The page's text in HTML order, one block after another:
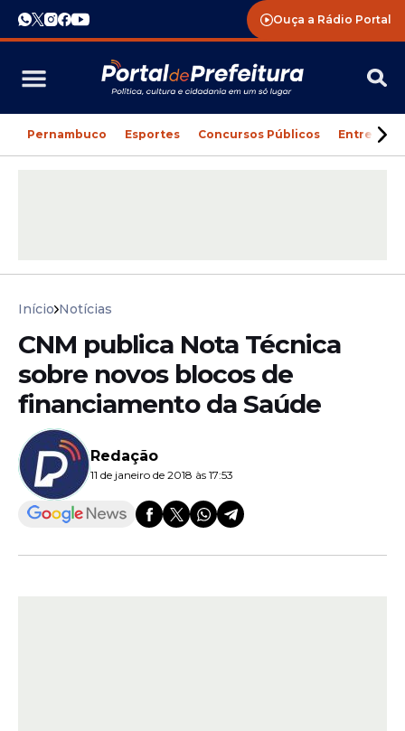
Ouça a Rádio Portal
Pernambuco Esportes Concursos Públicos
Início Notícias
CNM publica Nota Técnica
sobre novos blocos de
financiamento da Saúde
Redação
11 de janeiro de 2018 às 17:53